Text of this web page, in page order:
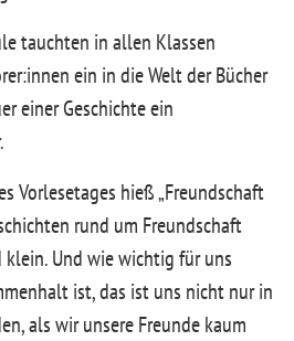
tauchten in allen Klassen
ein in die Welt der Bücher
einer Geschichte ein
Vorlesetages hieß „Freundschaft
rund um Freundschaft
Und wie wichtig für uns
ist, das ist uns nicht nur in
als wir unsere Freunde kaum